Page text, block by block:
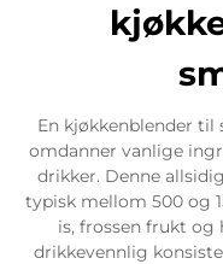
En kjøkkenblender
omdanner vanlige
drikker. Denne
typisk mellom 500 og
is, frossen frukt og
drikkevennlig